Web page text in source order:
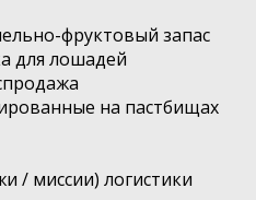
фруктовый запас
для лошадей
на пастбищах
/ миссии) логистики